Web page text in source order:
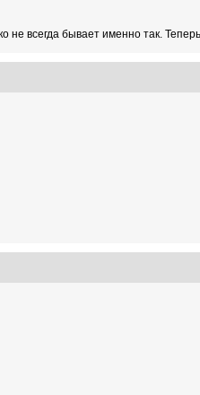
всегда бывает именно так.